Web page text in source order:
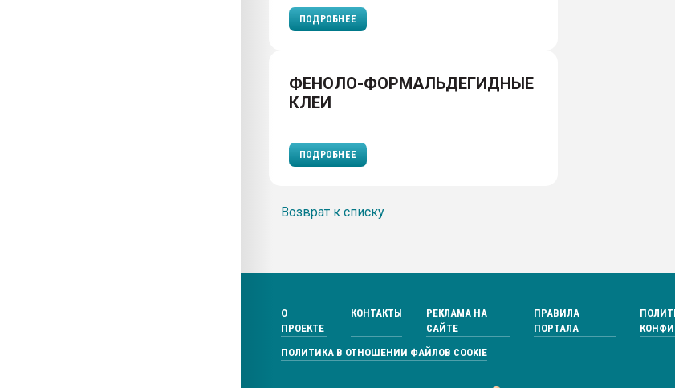
ПОДРОБНЕЕ
ФЕНОЛО-ФОРМАЛЬДЕГИДНЫЕ
КЛЕИ
ПОДРОБНЕЕ
Возврат к списку
О
ПРОЕКТЕ
КОНТАКТЫ
РЕКЛАМА НА
САЙТЕ
ПРАВИЛА
ПОРТАЛА
ПОЛИТИКА В ОТНОШЕНИИ ФАЙЛОВ COOKIE